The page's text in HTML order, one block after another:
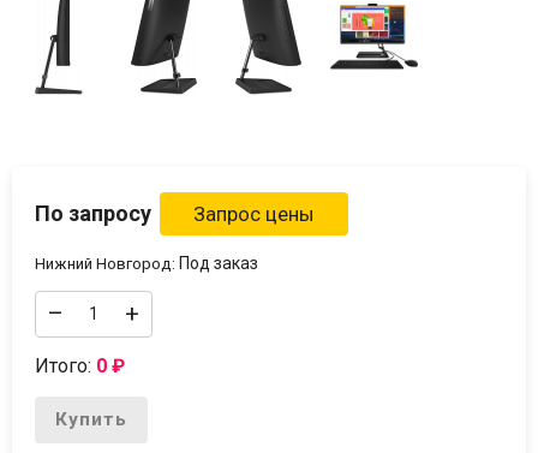
По запросу
Нижний Новгород: Под заказ
– +
Итого: 0₽
Купить